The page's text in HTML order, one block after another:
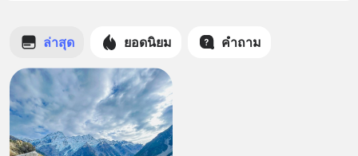
ล่าสุด ยอดนิยม คำถาม